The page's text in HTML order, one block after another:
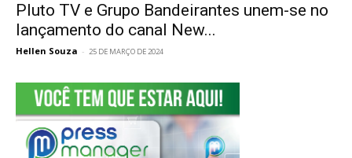
Pluto TV e Grupo Bandeirantes unem-se no
lançamento do canal New...
Hellen Souza - 25 DE MARÇO DE 2024